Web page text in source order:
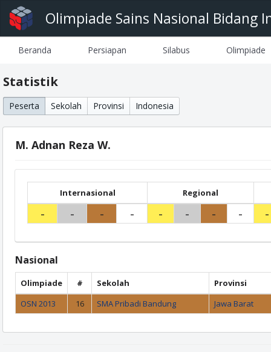
Olimpiade Sains Nasional Bidang
Beranda Persiapan Silabus Olimpiade
Statistik
Peserta Sekolah Provinsi Indonesia
M. Adnan Reza W.
Internasional Regional
- - - - - - - - -
Nasional
Olimpiade # Sekolah
Provinsi
OSN 2013
16 SMA Pribadi Bandung Jawa Barat